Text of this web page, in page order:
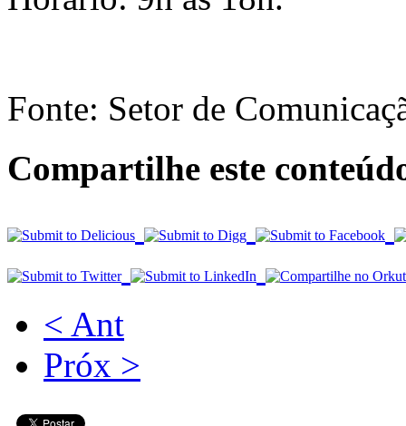
Fonte: Setor de
Compartilhe este
< Ant
Próx >